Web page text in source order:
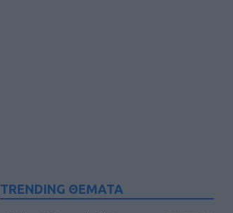
TRENDING ΘΕΜΑΤΑ